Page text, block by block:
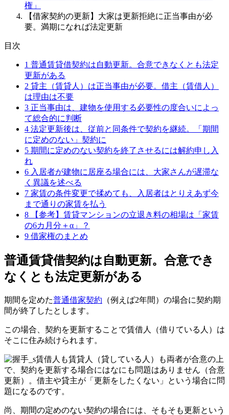
権」
【借家契約の更新】大家は更新拒絶に正当事由が必
要。満期になれば法定更新
目次
1 普通賃貸借契約は自動更新。合意できなくとも法定
更新がある
2 貸主（賃貸人）は正当事由が必要。借主（賃借人）
は理由は不要
3 正当事由は、建物を使用する必要性の度合いによっ
て総合的に判断
4 法定更新後は、従前と同条件で契約を継続。「期間
に定めのない」契約に
5 期間に定めのない契約を終了させるには解約申し入
れ
6 入居者が建物に居座る場合には、大家さんが遅滞な
く異議を述べる
7 家賃の条件変更で揉めても、入居者はとりえあず今
まで通りの家賃を払う
8 【参考】賃貸マンションの立退き料の相場は「家賃
の6カ月分＋α」？
9 借家権のまとめ
普通賃貸借契約は自動更新。合意でき
なくとも法定更新がある
期間を定めた普通借家契約 （例えば2年間）の場合に契約期
間が終了したとします。
この場合、契約を更新することで賃借人（借りている人）は
そこに住み続けられます。
賃借人も賃貸人（貸している人）も両者が合意の上
で、契約を更新する場合にはなにも問題はありません（合意
更新）。借主や貸主が「更新をしたくない」という場合に問
題になるのです。
尚、期間の定めのない契約の場合には、そもそも更新という